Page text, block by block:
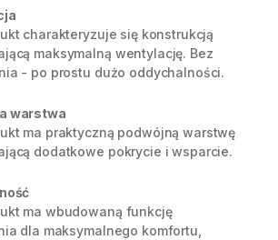
charakteryzuje się konstrukcją
maksymalną wentylację. Bez
- po prostu dużo oddychalności.
warstwa
ma praktyczną podwójną warstwę
dodatkowe pokrycie i wsparcie.
ma wbudowaną funkcję
dla maksymalnego komfortu,